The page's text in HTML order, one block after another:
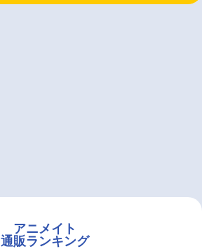
アニメイト
通販ランキング